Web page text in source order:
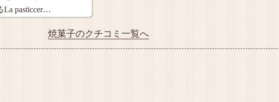
La pasticcer…
焼菓子のクチコミ一覧へ